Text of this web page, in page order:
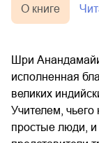
О книге
Шри
исполненная
великих
Учителем,
простые люди, и